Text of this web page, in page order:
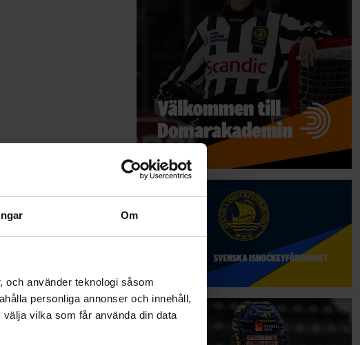
Om
och använder teknologi såsom
personliga annonser och innehåll,
vilka som får använda din data